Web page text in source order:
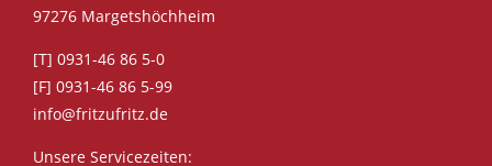
97276 Margetshöchheim
[T] 0931-46 86 5-0
[F] 0931-46 86 5-99
info@fritzufritz.de
Unsere Servicezeiten: